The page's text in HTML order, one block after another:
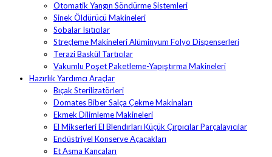
Otomatik Yangın Söndürme Sistemleri
Sinek Öldürücü Makineleri
Sobalar Isıtıcılar
Streçleme Makineleri Alüminyum Folyo Dispenserleri
Terazi Baskül Tartıcılar
Vakumlu Poşet Paketleme-Yapıştırma Makineleri
Hazırlık Yardımcı Araçlar
Bıçak Sterilizatörleri
Domates Biber Salça Çekme Makinaları
Ekmek Dilimleme Makineleri
El Mikserleri El Blendırları Küçük Çırpıcılar Parçalayıcılar
Endüstriyel Konserve Açacakları
Et Asma Kancaları